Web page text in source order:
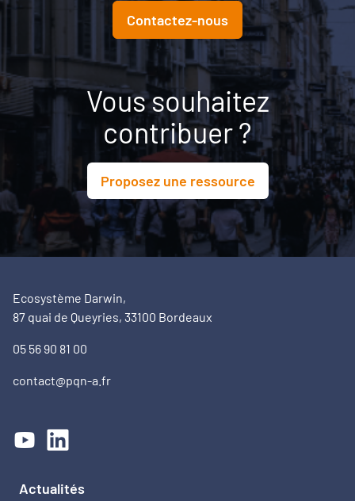
Contactez-nous
Vous souhaitez
contribuer ?
Proposez une ressource
Ecosystème Darwin,
87 quai de Queyries, 33100 Bordeaux
05 56 90 81 00
contact@pqn-a.fr
Actualités